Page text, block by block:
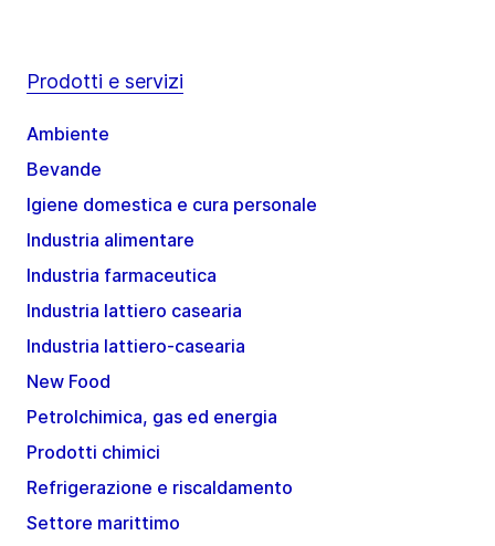
Prodotti e servizi
Ambiente
Bevande
Igiene domestica e cura personale
Industria alimentare
Industria farmaceutica
Industria lattiero casearia
Industria lattiero-casearia
New Food
Petrolchimica, gas ed energia
Prodotti chimici
Refrigerazione e riscaldamento
Settore marittimo